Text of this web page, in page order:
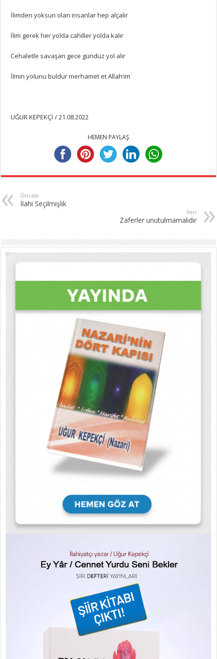
İlimden yoksun olan insanlar hep alçalır
İlim gerek her yolda cahiller yolda kalır
Cehaletle savaşan gece gündüz yol alır
İlmin yolunu buldur merhamet et Allah’ım
UĞUR KEPEKÇİ / 21.08.2022
HEMEN PAYLAŞ
Önceki
İlahi Seçilmişlik
İleri
Zaferler unutulmamalıdır